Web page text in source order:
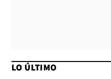
LO ÚLTIMO